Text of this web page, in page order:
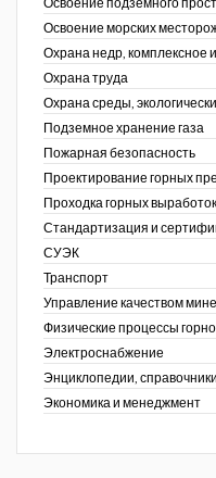
Освоение морских
Охрана недр, комплексное
Охрана труда
Охрана среды,
Подземное хранение газа
Пожарная безопасность
Проектирование горных
Проходка горных выработок
Стандартизация и
СУЭК
Транспорт
Управление качеством
Физические процессы
Электроснабжение
Энциклопедии,
Экономика и менеджмент